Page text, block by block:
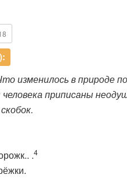
изменилось в природе
человека приписаны
.4